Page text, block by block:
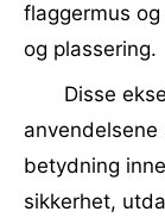
flaggermus
og plassering.
Disse
betydning
sikkerhet,